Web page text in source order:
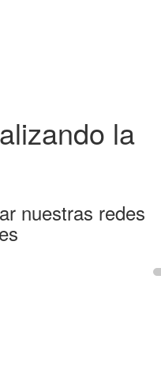
la
nuestras redes